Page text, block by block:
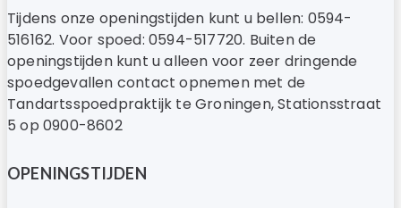
Tijdens onze openingstijden kunt u bellen: 0594-
516162. Voor spoed: 0594-517720. Buiten de
openingstijden kunt u alleen voor zeer dringende
spoedgevallen contact opnemen met de
Tandartsspoedpraktijk te Groningen, Stationsstraat
5 op 0900-8602
OPENINGSTIJDEN